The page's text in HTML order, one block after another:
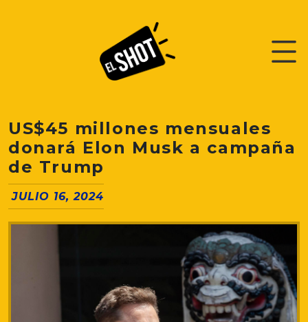
US$45 millones mensuales
donará Elon Musk a campaña
de Trump
JULIO 16, 2024